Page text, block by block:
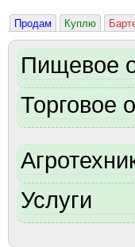
Продам Куплю
Пищевое
Торговое
Услуги